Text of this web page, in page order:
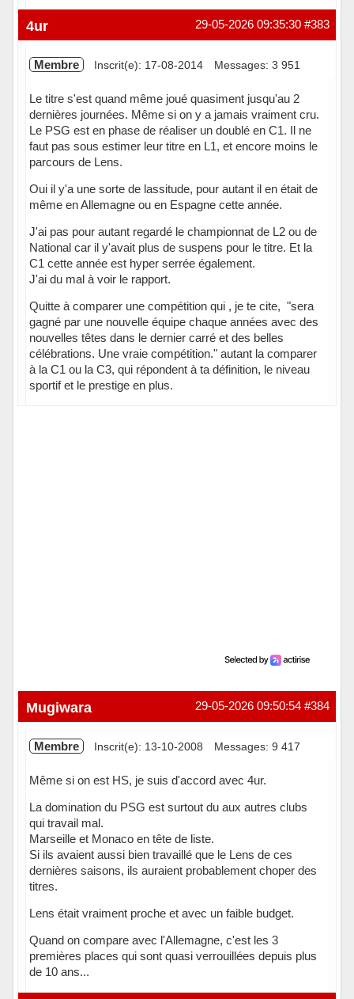
Hors ligne #383
29-05-2026 09:35:30
4ur
Membre Inscrit(e): 17-08-2014 Messages: 3 951
Le titre s'est quand même joué quasiment jusqu'au 2
dernières journées. Même si on y a jamais vraiment cru.
Le PSG est en phase de réaliser un doublé en C1. Il ne
faut pas sous estimer leur titre en L1, et encore moins le
parcours de Lens.
Oui il y'a une sorte de lassitude, pour autant il en était de
même en Allemagne ou en Espagne cette année.
J'ai pas pour autant regardé le championnat de L2 ou de
National car il y'avait plus de suspens pour le titre. Et la
C1 cette année est hyper serrée également.
J'ai du mal à voir le rapport.
Quitte à comparer une compétition qui , je te cite, "sera
gagné par une nouvelle équipe chaque années avec des
nouvelles têtes dans le dernier carré et des belles
célébrations. Une vraie compétition." autant la comparer
à la C1 ou la C3, qui répondent à ta définition, le niveau
sportif et le prestige en plus.
#384
29-05-2026 09:50:54
Mugiwara
Membre Inscrit(e): 13-10-2008 Messages: 9 417
Même si on est HS, je suis d'accord avec 4ur.
La domination du PSG est surtout du aux autres clubs
qui travail mal.
Marseille et Monaco en tête de liste.
Si ils avaient aussi bien travaillé que le Lens de ces
dernières saisons, ils auraient probablement choper des
titres.
Lens était vraiment proche et avec un faible budget.
Quand on compare avec l'Allemagne, c'est les 3
premières places qui sont quasi verrouillées depuis plus
de 10 ans...